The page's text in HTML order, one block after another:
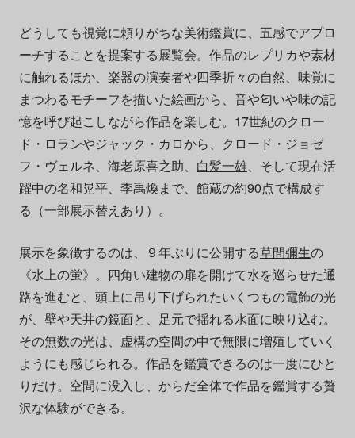
どうしても視覚に頼りがちな美術鑑賞に、五感でアプロ
ーチすることを提案する展覧会。作品のレプリカや素材
に触れるほか、楽器の演奏者や四季折々の自然、味覚に
まつわるモチーフを描いた絵画から、音や匂いや味の記
憶を呼び起こしながら作品を楽しむ。17世紀のクロー
ド・ロランやジャック・カロから、クロード・ジョゼ
フ・ヴェルネ、海老原喜之助、 白髪一雄、そして現在活
躍中の名和晃平、 李禹煥まで、館蔵の約90点で構成す
る（一部展示替えあり）。
展示を象徴するのは、９年ぶりに公開する草間彌生の
《水上の蛍》。四角い建物の扉を開けて水を巡らせた通
路を進むと、頭上に吊り下げられたいくつもの電飾の光
が、壁や天井の鏡面と、足元で揺れる水面に映り込む。
その無数の光は、虚構の空間の中で無限に増殖していく
ようにも感じられる。作品を鑑賞できるのは一度にひと
りだけ。空間に没入し、からだ全体で作品を鑑賞する贅
沢な体験ができる。